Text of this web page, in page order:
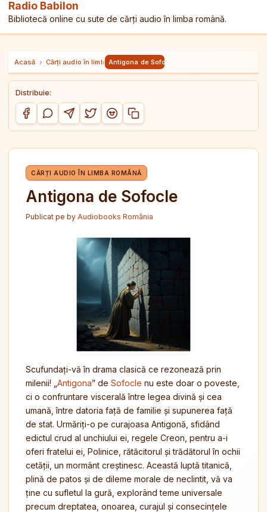
Radio Babilon
Bibliotecă online cu sute de cărți audio în limba română.
Acasă › Cărți audio în limba română
› Antigona de Sofocle
Distribuie:
Distribuie pe Facebook
Distribuie pe WhatsApp
Distribuie pe Telegram
Distribuie pe Twitter/X
Distribuie pe Reddit
Copiază link-ul
CĂRȚI AUDIO ÎN LIMBA ROMÂNĂ
Antigona de Sofocle
Publicat pe by Audiobooks România
Scufundați-vă în drama clasică ce rezonează prin
milenii! „ Antigona” de Sofocle nu este doar o poveste,
ci o confruntare viscerală între legea divină și cea
umană, între datoria față de familie și supunerea față
de stat. Urmăriți-o pe curajoasa Antigonă, sfidând
edictul crud al unchiului ei, regele Creon, pentru a-i
oferi fratelui ei, Polinice, rătăcitorul și trădătorul în ochii
cetății, un mormânt creștinesc. Această luptă titanică,
plină de patos și de dileme morale de neclintit, vă va
ține cu sufletul la gură, explorând teme universale
precum dreptatea, onoarea, curajul și consecințele